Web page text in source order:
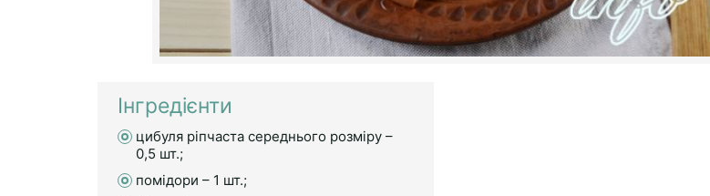
Інгредієнти
цибуля ріпчаста середнього розміру –
0,5 шт.;
помідори – 1 шт.;